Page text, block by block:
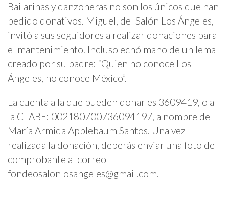
Bailarinas y danzoneras no son los únicos que han
pedido donativos. Miguel, del Salón Los Ángeles,
invitó a sus seguidores a realizar donaciones para
el mantenimiento. Incluso echó mano de un lema
creado por su padre: “Quien no conoce Los
Ángeles, no conoce México”.
La cuenta a la que pueden donar es 3609419, o a
la CLABE: 002180700736094197, a nombre de
María Armida Applebaum Santos. Una vez
realizada la donación, deberás enviar una foto del
comprobante al correo
fondeosalonlosangeles@gmail.com.